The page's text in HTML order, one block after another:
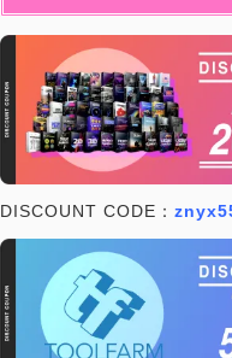
DISCOUNT CODE：